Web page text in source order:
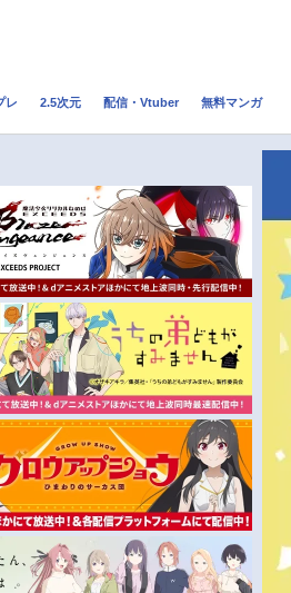
トレンド
秋アニメ
冬アニメ
レ 2.5次元 配信・Vtuber 無料マンガ